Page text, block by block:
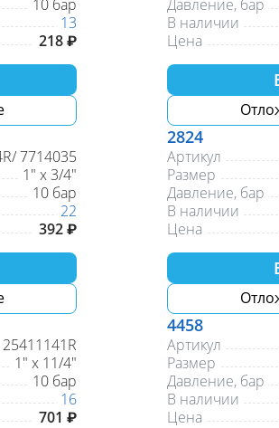
10 бар
13
218 ₽
Давление, бар
В наличии
Цена
7714035
1" х 3/4"
10 бар
22
392 ₽
2824
Артикул
Размер
Давление, бар
В наличии
Цена
25411141R
1" х 11/4"
10 бар
16
701 ₽
4458
Артикул
Размер
Давление, бар
В наличии
Цена